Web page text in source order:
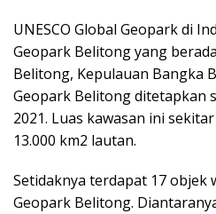
UNESCO Global Geopark di
Geopark Belitong yang
Belitong, Kepulauan Bangka
Geopark Belitong ditetapkan
2021. Luas kawasan ini
13.000 km2 lautan.
Setidaknya terdapat 17 objek
Geopark Belitong.